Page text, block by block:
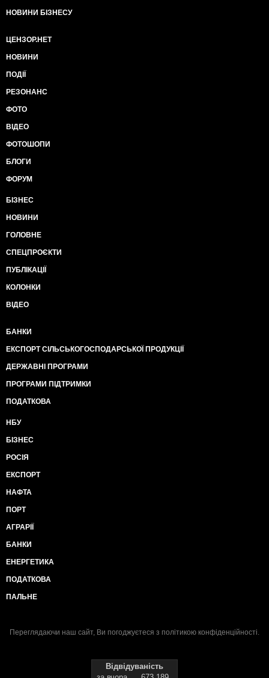
НОВИНИ БІЗНЕСУ
ЦЕНЗОР.НЕТ
НОВИНИ
ПОДІЇ
РЕЗОНАНС
ФОТО
ВІДЕО
ФОТОШОПИ
БЛОГИ
ФОРУМ
БІЗНЕС
НОВИНИ
ГОЛОВНЕ
СПЕЦПРОЄКТИ
ПУБЛІКАЦІЇ
КОЛОНКИ
ВІДЕО
БАНКИ
ЕКСПОРТ СІЛЬСЬКОГОСПОДАРСЬКОЇ ПРОДУКЦІЇ
ДЕРЖАВНІ ПРОГРАМИ
ПРОГРАМИ ПІДТРИМКИ
ПОДАТКОВА
НБУ
БІЗНЕС
РОСІЯ
ЕКСПОРТ
НАФТА
ПОРТ
АГРАРІЇ
БАНКИ
ЕНЕРГЕТИКА
ПОДАТКОВА
ПАЛЬНЕ
Переглядаючи наш сайт, Ви погоджуєтеся з політикою конфіденційності.
Відвідуваність